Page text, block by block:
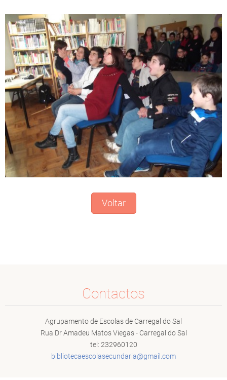
Voltar
Contactos
Agrupamento de Escolas de Carregal do Sal
Rua Dr Amadeu Matos Viegas - Carregal do Sal
tel: 232960120
bibliotecaescolasecundaria@gmail .com